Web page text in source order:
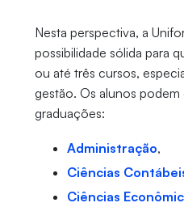
Nesta perspectiva, a
possibilidade sólida para
ou até três cursos,
gestão. Os alunos
graduações:
Administração,
Ciências
Ciências